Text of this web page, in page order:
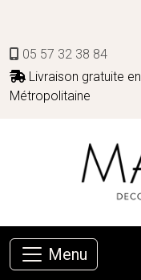
05 57 32 38 84
Livraison gratuite
Métropolitaine
Menu